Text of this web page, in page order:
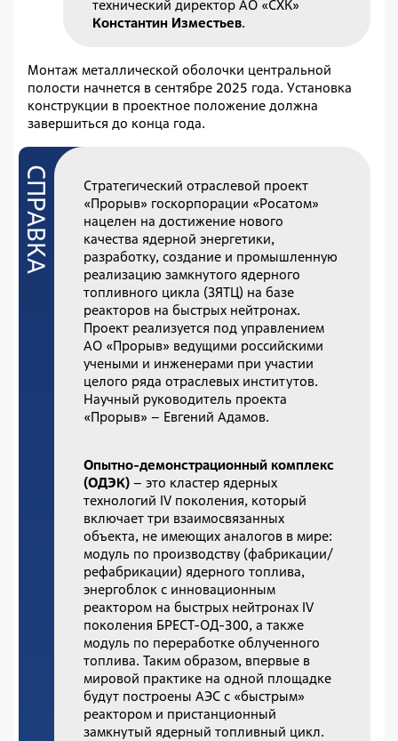
технический директор АО «СХК»
Константин Изместьев.
Монтаж металлической оболочки центральной
полости начнется в сентябре 2025 года. Установка
конструкции в проектное положение должна
завершиться до конца года.
Стратегический отраслевой проект
«Прорыв» госкорпорации «Росатом»
нацелен на достижение нового
качества ядерной энергетики,
разработку, создание и промышленную
реализацию замкнутого ядерного
топливного цикла (ЗЯТЦ) на базе
реакторов на быстрых нейтронах.
Проект реализуется под управлением
АО «Прорыв» ведущими российскими
учеными и инженерами при участии
целого ряда отраслевых институтов.
Научный руководитель проекта
«Прорыв» – Евгений Адамов.
Опытно-демонстрационный комплекс
(ОДЭК) – это кластер ядерных
технологий IV поколения, который
включает три взаимосвязанных
объекта, не имеющих аналогов в мире:
модуль по производству (фабрикации/
рефабрикации) ядерного топлива,
энергоблок с инновационным
реактором на быстрых нейтронах IV
поколения БРЕСТ-ОД-300, а также
модуль по переработке облученного
топлива. Таким образом, впервые в
мировой практике на одной площадке
будут построены АЭС с «быстрым»
реактором и пристанционный
замкнутый ядерный топливный цикл.